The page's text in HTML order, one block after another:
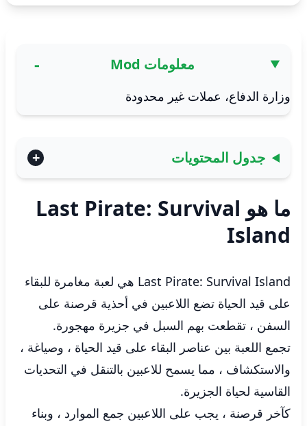
معلومات Mod
وزارة الدفاع، عملات غير محدودة
جدول المحتويات
ما هو Last Pirate: Survival
Island
Last Pirate: Survival Island هي لعبة مغامرة للبقاء
على قيد الحياة تضع اللاعبين في أحذية قرصنة على
السفن ، تقطعت بهم السبل في جزيرة مهجورة.
تجمع اللعبة بين عناصر البقاء على قيد الحياة ، وصياغة ،
والاستكشاف ، مما يسمح للاعبين بالتنقل في التحديات
القاسية لحياة الجزيرة.
كآخر قرصنة ، يجب على اللاعبين جمع الموارد ، وبناء